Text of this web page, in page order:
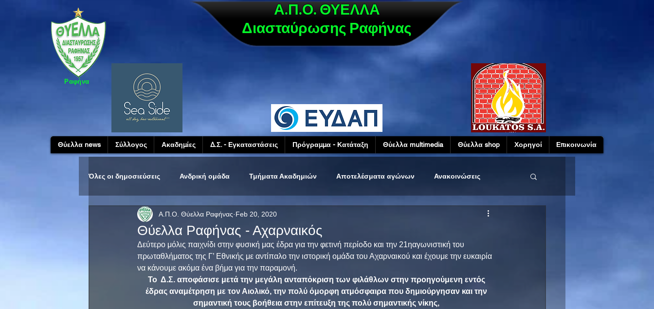
Ραφήνα
Α.Π.Ο. ΘΥΕΛΛΑ
Διασταύρωσης Ραφήνας
Θύελλα news Σύλλογος Ακαδημίες Δ.Σ. - Εγκαταστάσεις Πρόγραμμα - Κατάταξη Θύελλα multimedia Θύελλα shop Χορηγοί Επικοινωνία
Όλες οι δημοσιεύσεις Ανδρική ομάδα Τμήματα Ακαδημιών Αποτελέσματα αγώνων Ανακοινώσεις
Θύελλα Ραφήνας - Αχαρναικός
Α.Π.Ο. Θύελλα Ραφήνας Feb 20, 2020
Δεύτερο μόλις παιχνίδι στην φυσική μας έδρα για την φετινή περίοδο και την 21ηαγωνιστική του
πρωταθλήματος της Γ’ Εθνικής με αντίπαλο την ιστορική ομάδα του Αχαρναικού και έχουμε την ευκαιρία
να κάνουμε ακόμα ένα βήμα για την παραμονή.
Το  Δ.Σ. αποφάσισε μετά την μεγάλη ανταπόκριση των φιλάθλων στην προηγούμενη εντός
έδρας αναμέτρηση με τον Αιολικό, την πολύ όμορφη ατμόσφαιρα που δημιούργησαν και την
σημαντική τους βοήθεια στην επίτευξη της πολύ σημαντικής νίκης,